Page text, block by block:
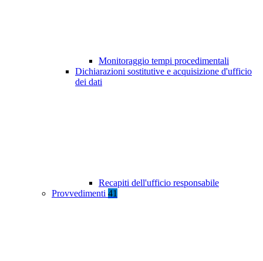
Monitoraggio tempi procedimentali
Dichiarazioni sostitutive e acquisizione d'ufficio
dei dati
Recapiti dell'ufficio responsabile
Provvedimenti 41